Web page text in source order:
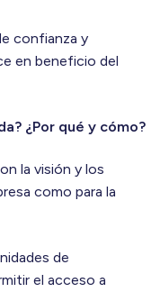
confianza y
en beneficio del
¿Por qué y cómo?
la visión y los
como para la
de
el acceso a